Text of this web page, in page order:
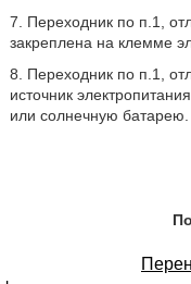
7. Переходник по п.1,
закреплена на клемме
8. Переходник по п.1,
источник
или солнечную батарею.